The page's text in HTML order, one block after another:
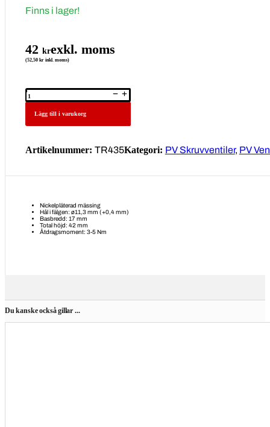
Finns i lager!
42 krexkl. moms
(52,50 kr inkl. moms)
Skruvventil
TR435
mängd
Lägg till i varukorg
Artikelnummer: TR435Kategori: PV Skruvventiler, PV
Nickelpläterad mässing
Hål i fälgen: ø11,3 mm (+0,4 mm)
Basbredd: 17 mm
Total höjd: 42 mm
Åtdragsmoment: 3-5 Nm
Du kanske också gillar ...